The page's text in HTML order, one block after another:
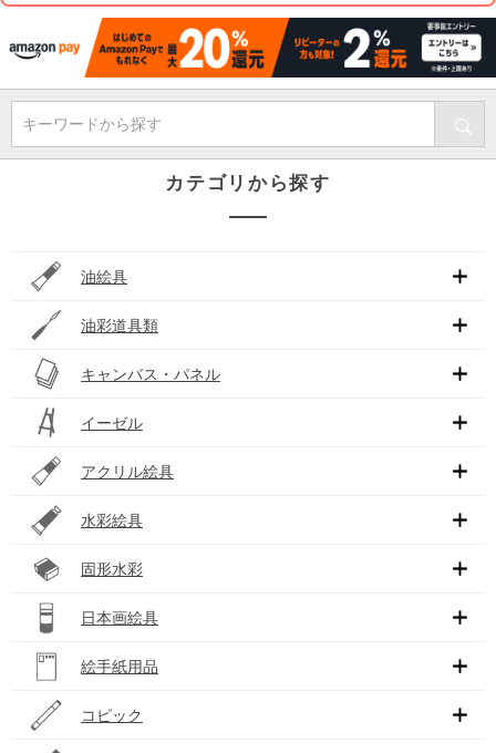
キーワードから探す
カテゴリから探す
油絵具
油彩道具類
キャンバス・パネル
イーゼル
アクリル絵具
水彩絵具
固形水彩
日本画絵具
絵手紙用品
コピック